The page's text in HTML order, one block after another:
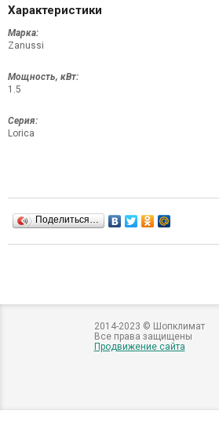
Характеристики
Марка:
Zanussi
Мощность, кВт:
1.5
Серия:
Lorica
Поделиться…
2014-2023 © Шопклимат
Все права защищены
Продвижение сайта